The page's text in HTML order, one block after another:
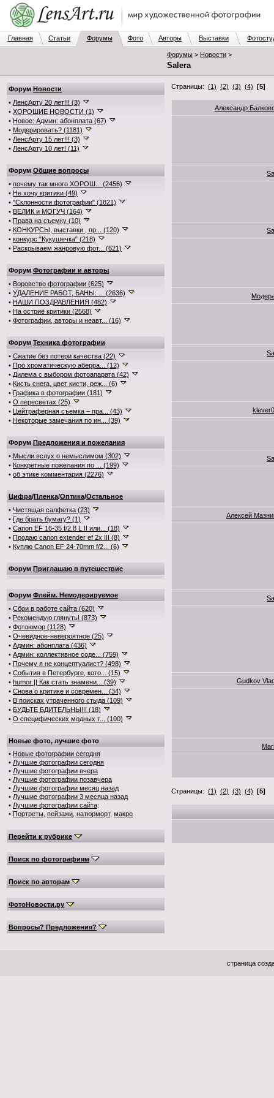
Главная Статьи Форумы Фото Авторы Выставки
Форумы > Новости >
Salera
Форум Новости
• ЛенсАрту 20 лет!!! (3)
• ХОРОШИЕ НОВОСТИ (1)
• Новое: Админ: абонплата (67)
• Модерировать? (1181)
• ЛенсАрту 15 лет!!! (3)
• ЛенсАрту 10 лет! (11)
Форум Общие вопросы
• почему так много ХОРОШ... (2456)
• Не хочу критики (49)
• "Склонности фотографии" (1821)
• ВЕЛИК и МОГУЧ (164)
• Права на съемку (10)
• КОНКУРСЫ, выставки , пр... (120)
• конкурс "Кукушечка" (218)
• Раскрываем жанровую фот... (621)
Форум Фотографии и авторы
• Воровство фотографии (625)
• УДАЛЕНИЕ РАБОТ, БАНЫ: ... (2636)
• НАШИ ПОЗДРАВЛЕНИЯ (482)
• На остриё критики (2568)
• Фотографии, авторы и неавт... (16)
Форум Техника фотографии
• Сжатие без потери качества (22)
• Про хроматическую аберра... (12)
• Дилема с выбором фотоапарата (42)
• Кисть снега, цвет кисти, реж... (6)
• Графика в фотографии (181)
• О пересветах (25)
• Цейтраферная съемка – пра... (43)
• Некоторые замечания по ин... (39)
Форум Предложения и пожелания
• Мысли вслух о немыслимом (302)
• Конкретные пожелания по ... (199)
• об этике комментария (2276)
Цифра/Пленка/Оптика/Остальное
• Чистящая салфетка (23)
• Где брать бумагу? (1)
• Canon EF 16-35 f/2.8 L II или... (18)
• Продаю canon extender ef 2x III (8)
• Куплю Canon EF 24-70mm f/2... (6)
Форум Приглашаю в путешествие
Форум Флейм. Немодерируемое
• Сбои в работе сайта (620)
• Рекомендую глянуть! (873)
• Фотоюмор (1128)
• Очевидное-невероятное (25)
• Админ: абонплата (436)
• Админ: коллективное соде... (759)
• Почему я не концептуалист? (498)
• События в Петербурге, кото... (15)
• humor || Как стать знамени... (39)
• Снова о критике и современ... (34)
• В поисках утраченного стыда (109)
• БУДЬТЕ БДИТЕЛЬНЫ!!! (18)
• О специфических модных т... (100)
Новые фото, лучшие фото
• Новые фотографии сегодня
• Лучшие фотографии сегодня
• Лучшие фотографии вчера
• Лучшие фотографии позавчера
• Лучшие фотографии месяц назад
• Лучшие фотографии 3 месяца назад
• Лучшие фотографии сайта:
• Портреты пейзажи натюрморт, макро
Перейти к рубрике
Поиск по фотографиям
Поиск по авторам
ФотоНовости.ру
Вопросы? Предложения?
Страницы: (1) (2) (3) (4) [5]
Александр
Алексей
Gudkov
Страницы: (1) (2) (3) (4) [5]
страница